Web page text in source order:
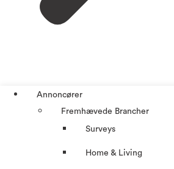
Annoncører
Fremhævede Brancher
Surveys
Home & Living